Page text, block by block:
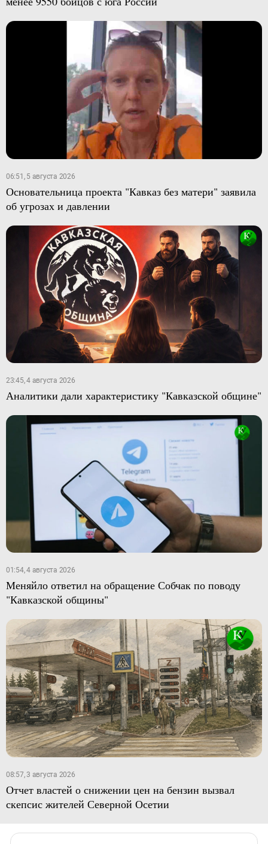
06:51, 5 августа 2026
Основательница проекта "Кавказ без матери" заявила
об угрозах и давлении
23:45, 4 августа 2026
Аналитики дали характеристику "Кавказской общине"
01:54, 4 августа 2026
Меняйло ответил на обращение Собчак по поводу
"Кавказской общины"
08:57, 3 августа 2026
Отчет властей о снижении цен на бензин вызвал
скепсис жителей Северной Осетии